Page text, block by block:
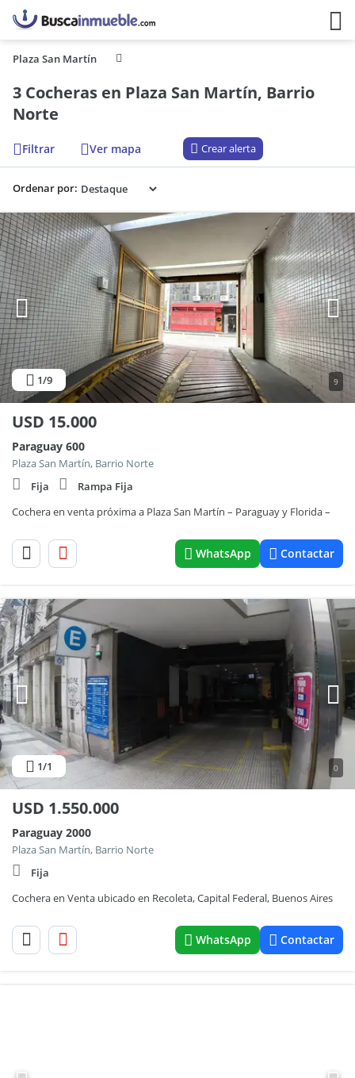
Plaza San Martín
3 Cocheras en Plaza San Martín, Barrio
Norte
Filtrar Ver mapa Crear alerta
Ordenar por:
1/9 9
USD 15.000
Paraguay 600
Plaza San Martín, Barrio Norte
Fija
Rampa Fija
Cochera en venta próxima a Plaza San Martín – Paraguay y Florida –
WhatsApp Contactar
1/1 0
USD 1.550.000
Paraguay 2000
Plaza San Martín, Barrio Norte
Fija
Cochera en Venta ubicado en Recoleta, Capital Federal, Buenos Aires
WhatsApp Contactar